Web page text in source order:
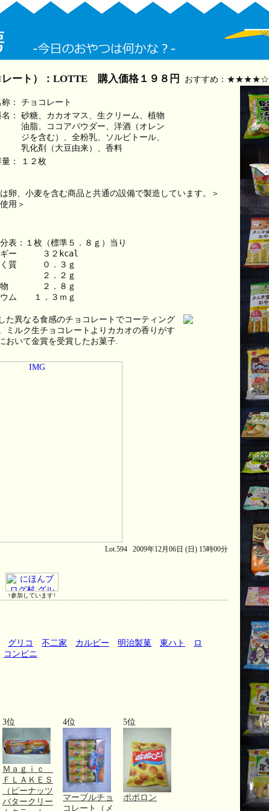
ート）：LOTTE 購入価格１９８円 おすすめ：★★★★☆
：
チョコレート
：
砂糖、カカオマス、生クリーム、植物
油脂、ココアパウダー、洋酒（オレン
ジを含む）、全粉乳、ソルビトール、
乳化剤（大豆由来）、香料
：
１２枚
卵、小麦を含む商品と共通の設備で製造しています。＞
用＞
表：１枚（標準５．８ｇ）当り
ー　　　３２kcal
質　　　０．３ｇ
　　　　２．２ｇ
　　　　２．８ｇ
ム　　１．３ｍｇ
た異なる食感のチョコレートでコーティング
ミルク生チョコレートよりカカオの香りがす
おいて金賞を受賞したお菓子.
Lot.594 2009年12月06日 (日) 15時00分
↑参加しています↑
グリコ 不二家 カルビー 明治製菓 東ハト
ロ
コンビニ
3位
Ｍａｇｉｃ
ＦＬＡＫＥＳ
（ピーナッツ
バタークリー
4位
マーブルチョ
コレート（メ
5位
ポポロン